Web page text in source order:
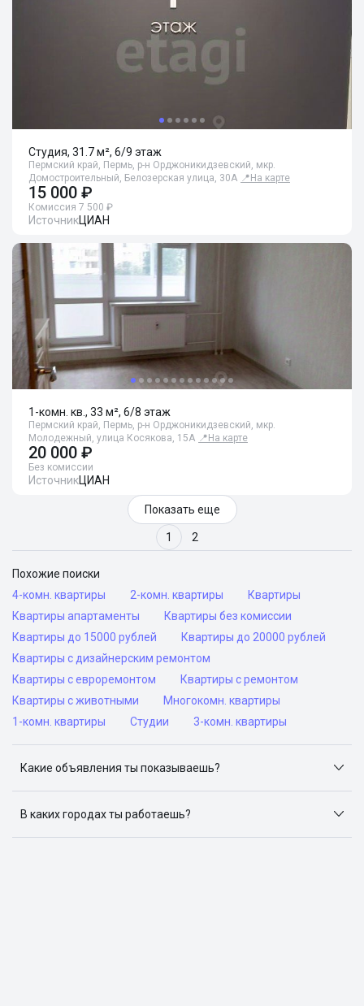
Студия, 31.7 м², 6/9 этаж
Пермский край, Пермь, р-н Орджоникидзевский, мкр.
Домостроительный, Белозерская улица, 30А 📍 На карте
15 000 ₽
Комиссия 7 500 ₽
ИсточникЦИАН
1-комн. кв., 33 м², 6/8 этаж
Пермский край, Пермь, р-н Орджоникидзевский, мкр.
Молодежный, улица Косякова, 15А 📍 На карте
20 000 ₽
Без комиссии
ИсточникЦИАН
Показать еще
1 2
Похожие поиски
4-комн. квартиры
2-комн. квартиры
Квартиры
Квартиры апартаменты
Квартиры без комиссии
Квартиры до 15000 рублей
Квартиры до 20000 рублей
Квартиры с дизайнерским ремонтом
Квартиры с евроремонтом
Квартиры с ремонтом
Квартиры с животными
Многокомн. квартиры
1-комн. квартиры
Студии 3-комн. квартиры
Какие объявления ты показываешь?
объявлений: ЦИАН, Домклик, Яндекс.Недвижимость,
Авито, Самолет.Плюс.
В каких городах ты работаешь?